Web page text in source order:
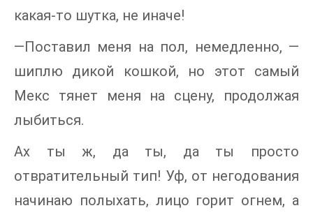
какая-то шутка, не иначе!
—Поставил меня на пол, немедленно, —
шиплю дикой кошкой, но этот самый
Мекс тянет меня на сцену, продолжая
лыбиться.
Ах ты ж, да ты, да ты просто
отвратительный тип! Уф, от негодования
начинаю полыхать, лицо горит огнем, а